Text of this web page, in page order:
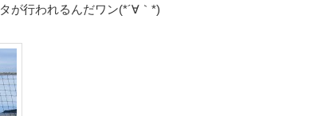
が行われるんだワン(*´∀｀*)